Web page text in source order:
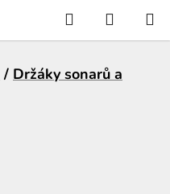
Hledat
KOŠÍK
/ Držáky sonarů a